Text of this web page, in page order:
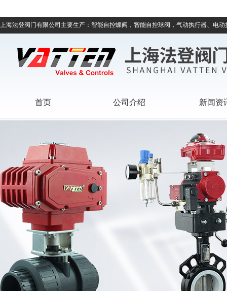
上海法登阀门有限公司主要生产：智能自控蝶阀，智能自控球阀，气动执行器、电
首页 公司介绍 新闻资